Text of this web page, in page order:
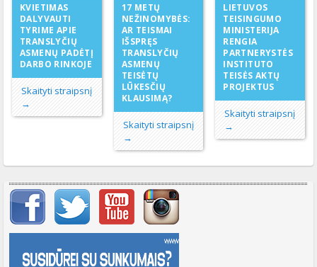
KVIETIMAS
DALYVAUTI
TYRIME APIE
TRANSLYČIŲ
ASMENŲ PADĖTĮ
DARBO RINKOJE
Skaityti straipsnį
→
17 METŲ
NEŽINOMYBĖS:
AR TEISMAI
IŠSPRĘS
TRANSLYČIŲ
ASMENŲ
TEISĖTŲ
LŪKESČIŲ
KLAUSIMĄ?
Skaityti straipsnį
→
LIETUVOS
TEISINGUMO
MINISTERIJA
RENGIA
PARTNERYSTĖS
INSTITUTO
TEISĖS AKTŲ
PROJEKTUS
Skaityti straipsnį
→
Svarbių įrašų meniu